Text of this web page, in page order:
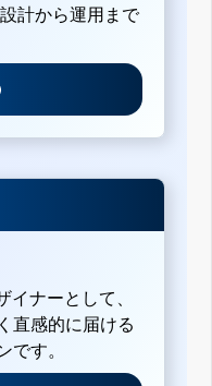
計から運用まで
ナーとして、
直感的に届ける
です。